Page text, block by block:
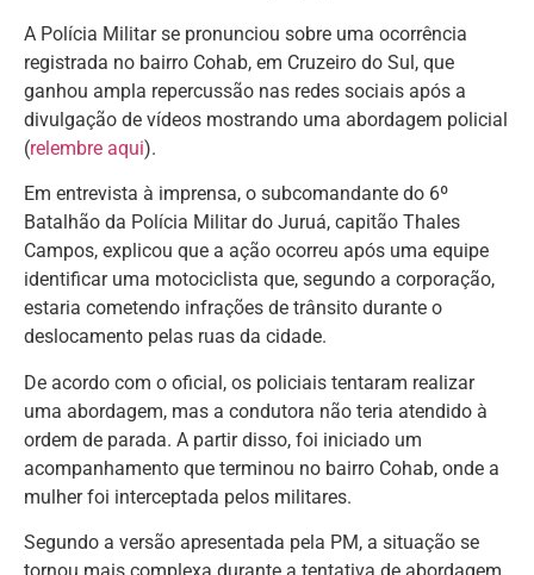
A Polícia Militar se pronunciou sobre uma ocorrência
registrada no bairro Cohab, em Cruzeiro do Sul, que
ganhou ampla repercussão nas redes sociais após a
divulgação de vídeos mostrando uma abordagem policial
(relembre aqui).
Em entrevista à imprensa, o subcomandante do 6º
Batalhão da Polícia Militar do Juruá, capitão Thales
Campos, explicou que a ação ocorreu após uma equipe
identificar uma motociclista que, segundo a corporação,
estaria cometendo infrações de trânsito durante o
deslocamento pelas ruas da cidade.
De acordo com o oficial, os policiais tentaram realizar
uma abordagem, mas a condutora não teria atendido à
ordem de parada. A partir disso, foi iniciado um
acompanhamento que terminou no bairro Cohab, onde a
mulher foi interceptada pelos militares.
Segundo a versão apresentada pela PM, a situação se